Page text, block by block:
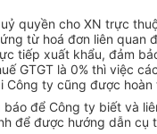
quyền cho XN trực
từ hoá đơn liên quan
tiếp xuất khẩu, đảm
GTGT là 0% thì việc
Công ty cũng được hoàn
để Công ty biết và
để được hướng dẫn cụ